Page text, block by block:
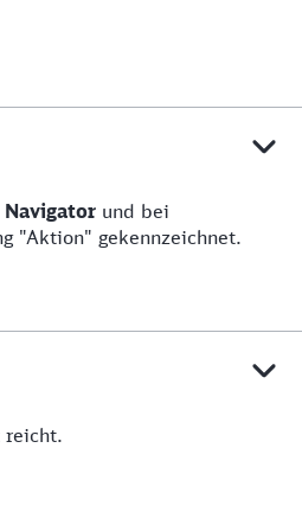
Navigator und bei
"Aktion" gekennzeichnet.
reicht.